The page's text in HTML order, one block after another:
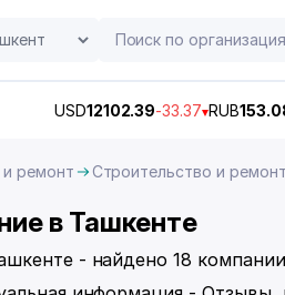
USD12102.39-33.37 RUB
ремонт Строительство и ремонт
в Ташкенте
- найдено 18 компании